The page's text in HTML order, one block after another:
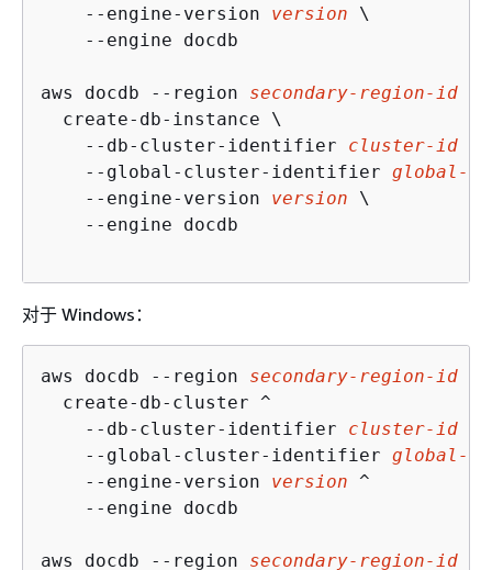
    --engine-version
version \
    --engine docdb
aws docdb --region secondary-region-id
  create-db-instance \
    --db-cluster-identifier
cluster-id
    --global-cluster-identifier
global-
    --engine-version
version \
    --engine docdb
对于 Windows：
aws docdb --region secondary-region-id
  create-db-cluster ^
    --db-cluster-identifier
cluster-id
    --global-cluster-identifier
global-
    --engine-version
version ^
    --engine docdb
aws docdb --region secondary-region-id